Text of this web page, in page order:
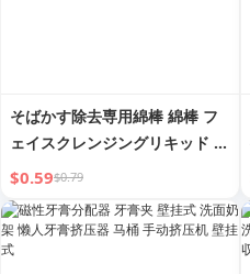
そばかす除去専用綿棒 綿棒 フ
ェイスクレンジングリキッド メ
イクメンテナンスソリューショ
ン 耳洗浄 医療用滅菌バッグ ク
リーニング
$0.59$0.79